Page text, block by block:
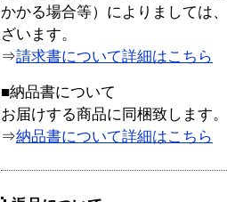
かかる場合等）によりましては
ざいます。
⇒請求書について詳細はこちら
■納品書について
お届けする商品に同梱致します。
⇒納品書について詳細はこちら